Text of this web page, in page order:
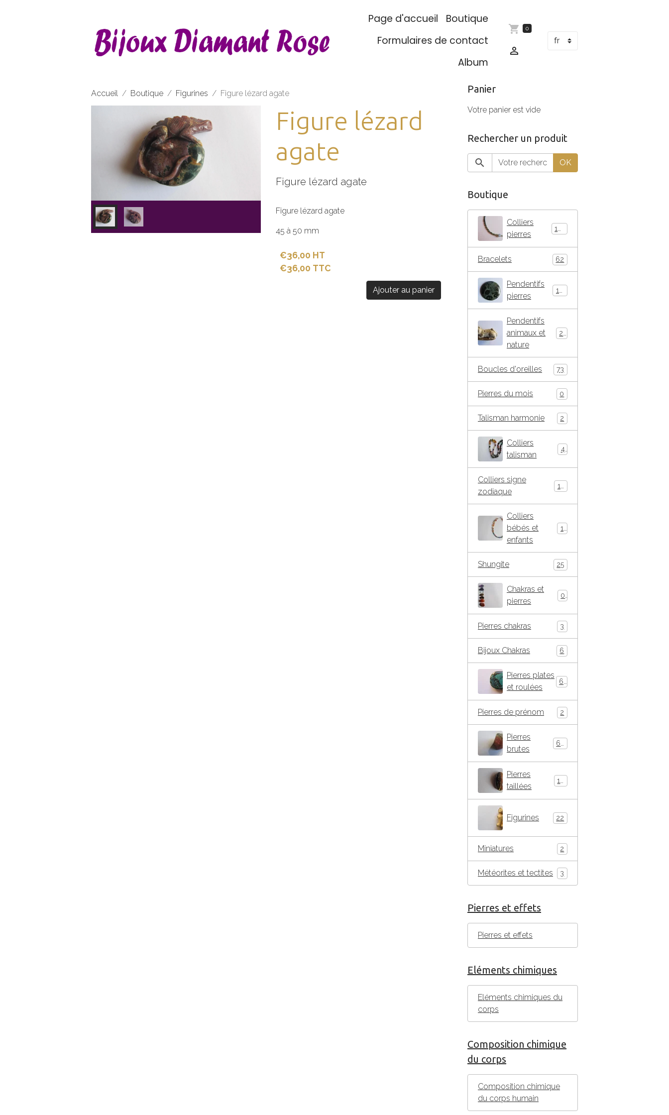
Page d'accueil
Boutique
Formulaires de contact
Album
0
Accueil Boutique Figurines Figure lézard agate
Figure lézard
agate
Figure lézard agate
Figure lézard agate
45 à 50 mm
€36,00 HT
€36,00 TTC
Ajouter au panier
Panier
Votre panier est vide
Rechercher un produit
OK
Boutique
Colliers
pierres
Bracelets 62
Pendentifs
pierres
Pendentifs
animaux et
nature
Boucles d'oreilles 73
Pierres du mois 0
Talisman harmonie 2
Colliers
talisman
4
Colliers signe
zodiaque
Colliers
bébés et
enfants
Shungite 25
Chakras et
pierres
Pierres chakras 3
Bijoux Chakras 6
Pierres plates
et roulées
Pierres de prénom 2
Pierres
brutes
Pierres
taillées
Figurines 22
Miniatures 2
Météorites et tectites 3
Pierres et effets
Pierres et effets
Eléments chimiques
Eléments chimiques du
corps
Composition chimique
du corps
Composition chimique
du corps humain